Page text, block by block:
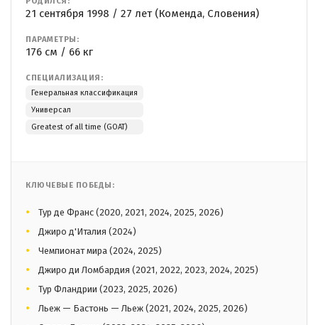
21 сентября 1998 / 27 лет (Коменда, Словения)
ПАРАМЕТРЫ:
176 см / 66 кг
СПЕЦИАЛИЗАЦИЯ:
Генеральная классификация
Универсал
Greatest of all time (GOAT)
КЛЮЧЕВЫЕ ПОБЕДЫ:
Тур де Франс (2020, 2021, 2024, 2025, 2026)
Джиро д'Италия (2024)
Чемпионат мира (2024, 2025)
Джиро ди Ломбардия (2021, 2022, 2023, 2024, 2025)
Тур Фландрии (2023, 2025, 2026)
Льеж — Бастонь — Льеж (2021, 2024, 2025, 2026)